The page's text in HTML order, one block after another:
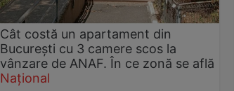
Cât costă un apartament din
București cu 3 camere scos la
vânzare de ANAF. În ce zonă se află
Național